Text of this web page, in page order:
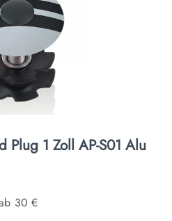
Plug 1 Zoll AP-S01 Alu
30 €